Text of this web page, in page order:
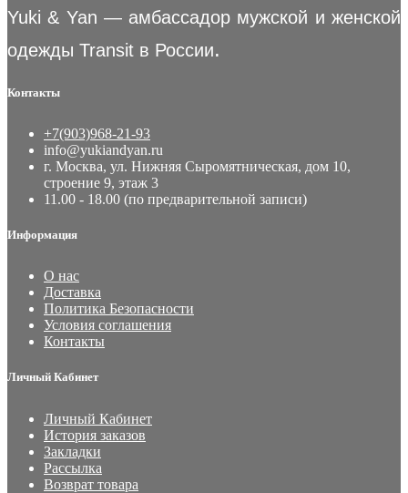
Yuki & Yan — амбассадор мужской и женской
одежды Transit в России.
Контакты
+7(903)968-21-93
info@yukiandyan.ru
г. Москва, ул. Нижняя Сыромятническая, дом 10,
строение 9, этаж 3
11.00 - 18.00 (по предварительной записи)
Информация
О нас
Доставка
Политика Безопасности
Условия соглашения
Контакты
Личный Кабинет
Личный Кабинет
История заказов
Закладки
Рассылка
Возврат товара